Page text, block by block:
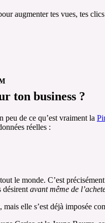
augmenter tes vues, tes
ton business ?
peu de ce qu’est vraiment la
réelles :
le monde. C’est
désirent avant même de
elle s’est déjà imposée